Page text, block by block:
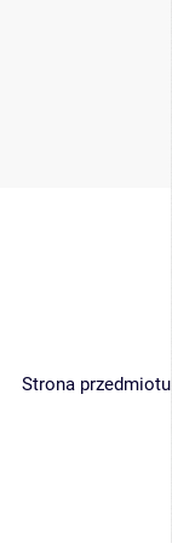
Strona przedmiotu